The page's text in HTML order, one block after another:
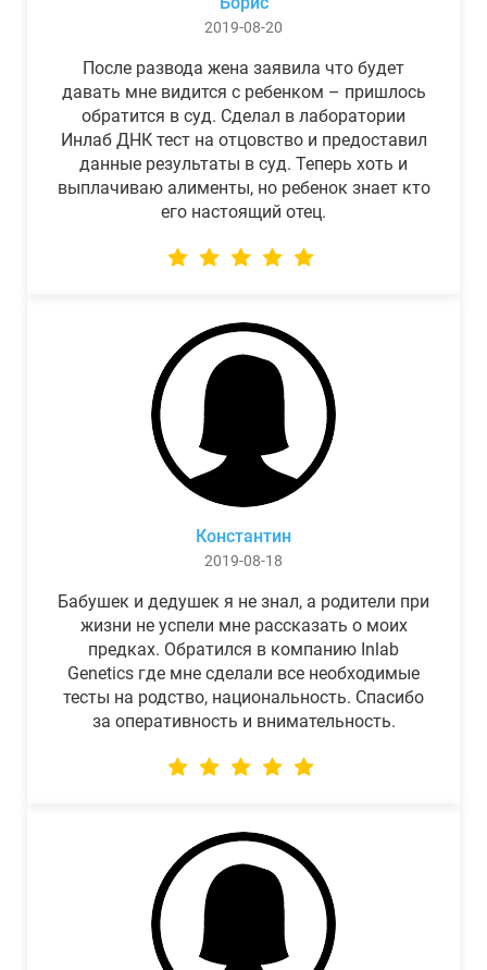
2019-08-20
После развода жена заявила что будет
давать мне видится с ребенком – пришлось
обратится в суд. Сделал в лаборатории
Инлаб ДНК тест на отцовство и предоставил
данные результаты в суд. Теперь хоть и
выплачиваю алименты, но ребенок знает кто
его настоящий отец.
Константин
2019-08-18
Бабушек и дедушек я не знал, а родители при
жизни не успели мне рассказать о моих
предках. Обратился в компанию Inlab
Genetics где мне сделали все необходимые
тесты на родство, национальность. Спасибо
за оперативность и внимательность.